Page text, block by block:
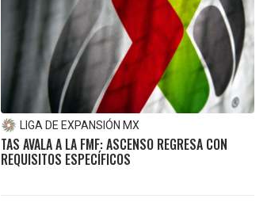
LIGA DE EXPANSIÓN MX
TAS AVALA A LA FMF: ASCENSO REGRESA CON
REQUISITOS ESPECÍFICOS